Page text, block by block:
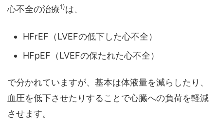
心不全の治療1)は、
HFrEF（LVEFの低下した心不全）
HFpEF（LVEFの保たれた心不全）
で分かれていますが、基本は体液量を減らしたり、
血圧を低下させたりすることで心臓への負荷を軽減
させます。